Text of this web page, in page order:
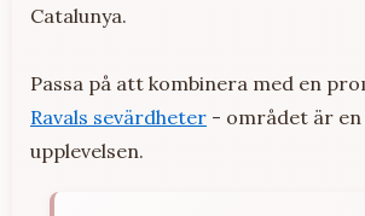
Catalunya.
Passa på att kombinera med en
Ravals sevärdheter - området är en
upplevelsen.